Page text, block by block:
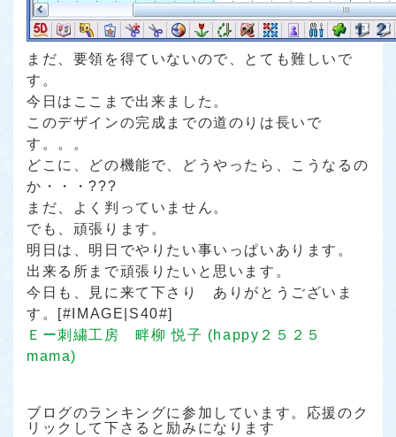
まだ、要領を得ていないので、とても難しいで
す。
今日はここまで出来ました。
このデザインの完成までの道のりは長いで
す。。。
どこに、どの機能で、どうやったら、こうなるの
か・・・???
まだ、よく判っていません。
でも、頑張ります。
明日は、明日でやりたい事いっぱいあります。
出来る所まで頑張りたいと思います。
今日も、見に来て下さり ありがとうございま
す。[#IMAGE|S40#]
Ｅー刺繍工房 畔柳 悦子 (happy２５２５
mama)
ブログのランキングに参加しています。応援のク
リックして下さると励みになります